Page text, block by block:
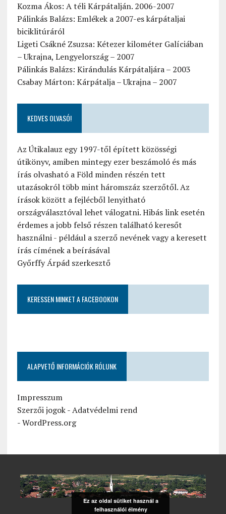
Kozma Ákos: A téli Kárpátalján. 2006-2007
Pálinkás Balázs: Emlékek a 2007-es kárpátaljai
biciklitúráról
Ligeti Csákné Zsuzsa: Kétezer kilométer Galíciában
– Ukrajna, Lengyelország – 2007
Pálinkás Balázs: Kirándulás Kárpátaljára – 2003
Csabay Márton: Kárpátalja – Ukrajna – 2007
KEDVES OLVASÓ!
Az Útikalauz egy 1997-től épített közösségi
útikönyv, amiben mintegy ezer beszámoló és más
írás olvasható a Föld minden részén tett
utazásokról több mint háromszáz szerzőtől. Az
írások között a fejlécből lenyitható
országválasztóval lehet válogatni. Hibás link esetén
érdemes a jobb felső részen található keresőt
használni - például a szerző nevének vagy a keresett
írás címének a beírásával
Győrffy Árpád szerkesztő
KERESSEN MINKET A FACEBOOKON
ALAPVETŐ INFORMÁCIÓK RÓLUNK
Impresszum
Szerzői jogok-Adatvédelmi rend
-WordPress.org
Ez az oldal sütiket használ a
felhasználói élmény